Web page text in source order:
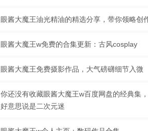
眼酱大魔王油光精油的精选分享，带你领略创
眼酱大魔王w免费的合集更新：古风cosplay
眼酱大魔王免费摄影作品，大气磅礴细节入微
你还没有收藏眼酱大魔王w百度网盘的经典集
好意思说是二次元迷